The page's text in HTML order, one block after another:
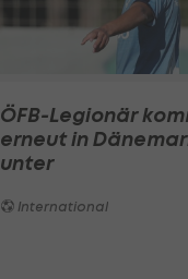
ÖFB-Legionär
erneut in
unter
International